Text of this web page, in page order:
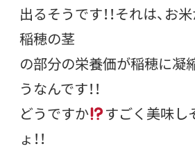
出るそうです！！それは、お
稲穂の茎
の部分の栄養価が稲穂に凝
うなんです！！
どうですか
すごく美味し
ょ！！